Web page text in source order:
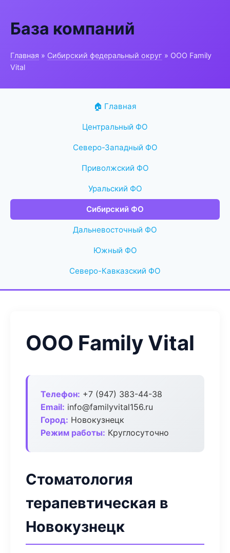
База компаний
Главная » Сибирский федеральный округ » ООО Family
Vital
🏠 Главная
Центральный ФО
Северо-Западный ФО
Приволжский ФО
Уральский ФО
Сибирский ФО
Дальневосточный ФО
Южный ФО
Северо-Кавказский ФО
ООО Family Vital
Телефон: +7 (947) 383-44-38
Email: info@familyvital156.ru
Город: Новокузнецк
Режим работы: Круглосуточно
Стоматология
терапевтическая в
Новокузнецк